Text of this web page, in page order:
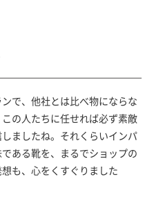
で、他社とは比べ物にならな
の人たちに任せれば必ず素敵
ましたね。それくらいインパ
ある靴を、まるでショップの
も、心をくすぐりました